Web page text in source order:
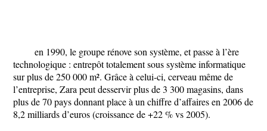
en 1990, le groupe rénove son système, et passe à l’ère
technologique : entrepôt totalement sous système informatique
sur plus de 250 000 m². Grâce à celui-ci, cerveau même de
l’entreprise, Zara peut desservir plus de 3 300 magasins, dans
plus de 70 pays donnant place à un chiffre d’affaires en 2006 de
8,2 milliards d’euros (croissance de +22 % vs 2005).